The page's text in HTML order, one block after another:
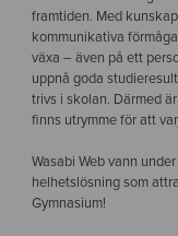
framtiden. Med
kommunikativa
växa – även på ett
uppnå goda
trivs i skolan. Därmed
finns utrymme för att
Wasabi Web vann
helhetslösning som
Gymnasium!